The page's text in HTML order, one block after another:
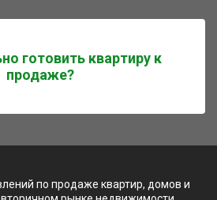
готовить квартиру к
продаже?
по продаже квартир, домов и